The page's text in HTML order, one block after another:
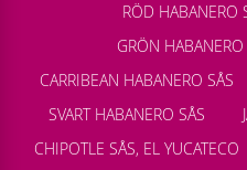
RÖD HABANERO
GRÖN HABANERO
CARRIBEAN HABANERO SÅS
SVART HABANERO SÅS
CHIPOTLE SÅS, EL YUCATECO